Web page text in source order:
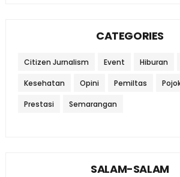
CATEGORIES
Citizen Jurnalism Event Hiburan
Kesehatan Opini Pemiltas
Prestasi Semarangan
SALAM-SALAM